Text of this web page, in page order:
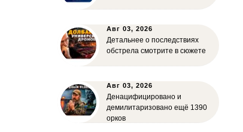
Авг 03, 2026
Детальнее о последствиях
обстрела смотрите в сюжете
Авг 03, 2026
Денацифицировано и
демилитаризовано ещё 1390
орков